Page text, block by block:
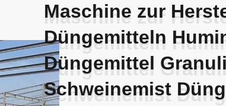
Maschine zur
Düngemitteln
Düngemittel
Schweinemist
Maschine zur
Düngemitteln
Düngemittel
Schweinemist